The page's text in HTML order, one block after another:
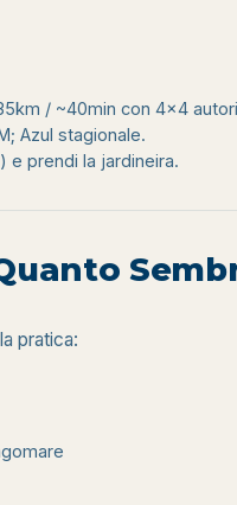
/ ~40min con 4×4
Azul stagionale.
e prendi la jardineira.
pratica: